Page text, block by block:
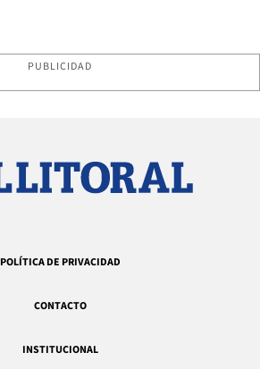
PUBLICIDAD
POLÍTICA DE PRIVACIDAD
CONTACTO
INSTITUCIONAL